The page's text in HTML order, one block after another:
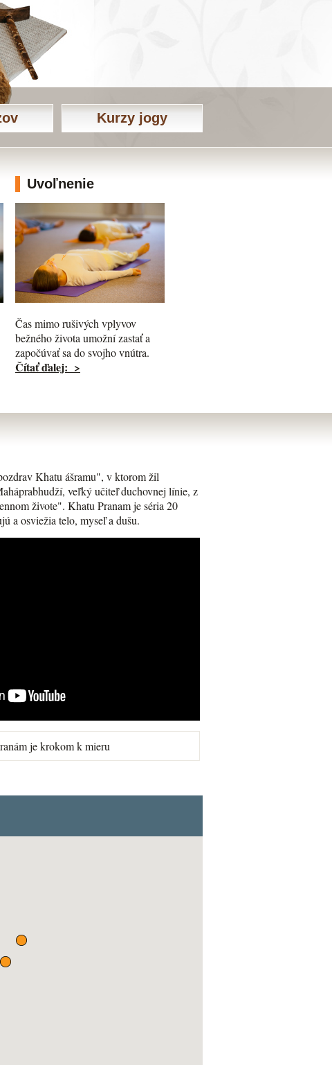
Kurzy jogy
Uvoľnenie
Čas mimo rušivých vplyvov
bežného života umožní zastať a
započúvať sa do svojho vnútra.
Čítať ďalej: >
Khatu ášramu", v ktorom žil
veľký učiteľ duchovnej línie, z
živote". Khatu Pranam je séria 20
a osviežia telo, myseľ a dušu.
je krokom k mieru